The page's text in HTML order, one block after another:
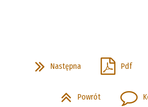
Następna Pdf
Powrót